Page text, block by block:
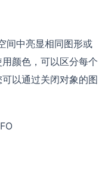
间中亮显相同图形或
颜色，可以区分每个
以通过关闭对象的图